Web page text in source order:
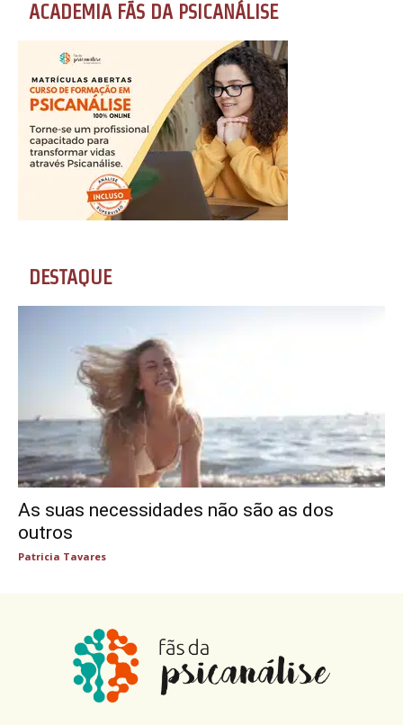
ACADEMIA FÃS DA PSICANÁLISE
DESTAQUE
As suas necessidades não são as dos
outros
Patricia Tavares